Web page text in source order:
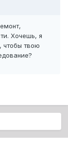
Хочешь, я
чтобы твою